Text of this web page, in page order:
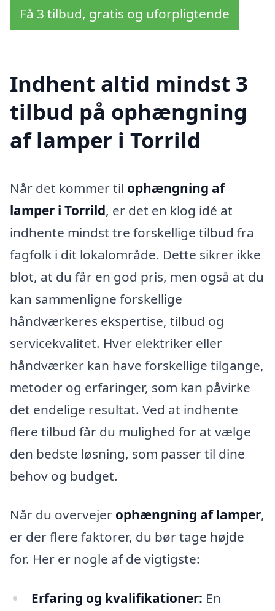
Få 3 tilbud, gratis og uforpligtende
Indhent altid mindst 3
tilbud på ophængning
af lamper i Torrild
Når det kommer til ophængning af
lamper i Torrild, er det en klog idé at
indhente mindst tre forskellige tilbud fra
fagfolk i dit lokalområde. Dette sikrer ikke
blot, at du får en god pris, men også at du
kan sammenligne forskellige
håndværkeres ekspertise, tilbud og
servicekvalitet. Hver elektriker eller
håndværker kan have forskellige tilgange,
metoder og erfaringer, som kan påvirke
det endelige resultat. Ved at indhente
flere tilbud får du mulighed for at vælge
den bedste løsning, som passer til dine
behov og budget.
Når du overvejer ophængning af lamper,
er der flere faktorer, du bør tage højde
for. Her er nogle af de vigtigste:
Erfaring og kvalifikationer: En